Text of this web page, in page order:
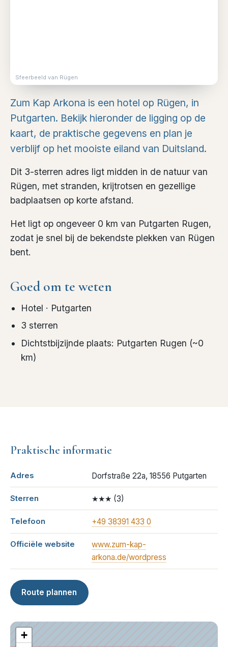
Sfeerbeeld van Rügen
Zum Kap Arkona is een hotel op Rügen, in
Putgarten. Bekijk hieronder de ligging op de
kaart, de praktische gegevens en plan je
verblijf op het mooiste eiland van Duitsland.
Dit 3-sterren adres ligt midden in de natuur van
Rügen, met stranden, krijtrotsen en gezellige
badplaatsen op korte afstand.
Het ligt op ongeveer 0 km van Putgarten Rugen,
zodat je snel bij de bekendste plekken van Rügen
bent.
Goed om te weten
Hotel · Putgarten
3 sterren
Dichtstbijzijnde plaats: Putgarten Rugen (~0
km)
Praktische informatie
Adres Dorfstraße 22a, 18556 Putgarten
Sterren ★★★ (3)
Telefoon +49 38391 433 0
Officiële website
www.zum-kap-
arkona.de/wordpress
Route plannen
+